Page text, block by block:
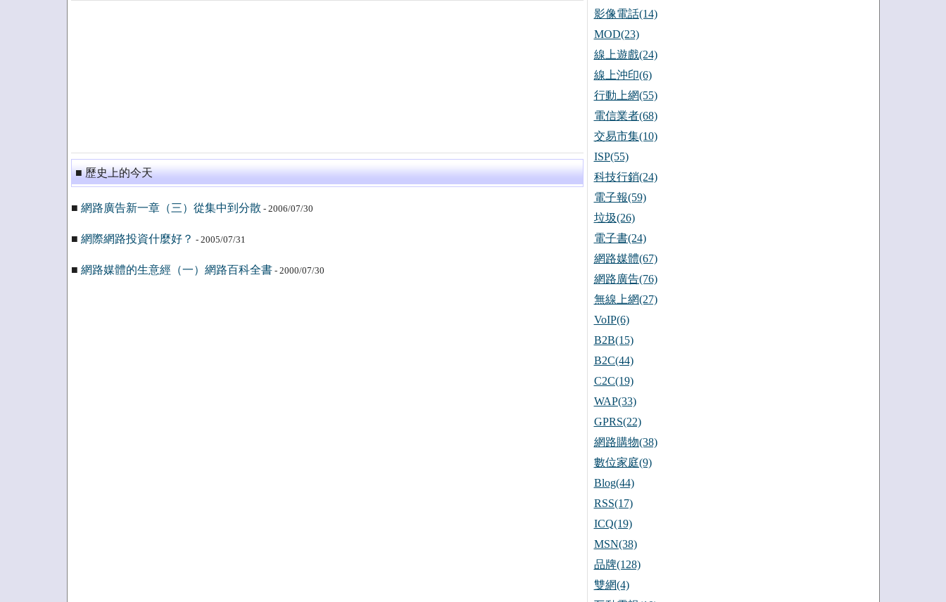
■ 歷史上的今天
■ 網路廣告新一章（三）從集中到分散 - 2006/07/30
■ 網際網路投資什麼好？ - 2005/07/31
■ 網路媒體的生意經（一）網路百科全書- 2000/07/30
影像電話(14)
MOD(23)
線上遊戲(24)
線上沖印(6)
行動上網(55)
電信業者(68)
交易市集(10)
ISP(55)
科技行銷(24)
電子報(59)
垃圾(26)
電子書(24)
網路媒體(67)
網路廣告(76)
無線上網(27)
VoIP(6)
B2B(15)
B2C(44)
C2C(19)
WAP(33)
GPRS(22)
網路購物(38)
數位家庭(9)
Blog(44)
RSS(17)
ICQ(19)
MSN(38)
品牌(128)
雙網(4)